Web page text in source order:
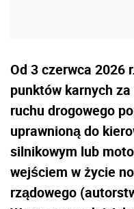
Od 3 czerwca 2026
punktów karnych
ruchu drogowego
uprawnioną do
silnikowym lub
wejściem w życie
rządowego